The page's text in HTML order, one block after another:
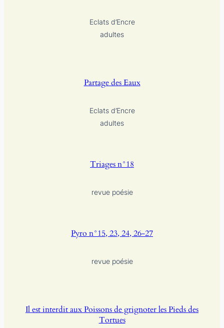
Eclats d’Encre
adultes
Partage des Eaux
Eclats d’Encre
adultes
Triages n°18
revue poésie
Pyro n°15, 23, 24, 26-27
revue poésie
Il est interdit aux Poissons de grignoter les Pieds des
Tortues